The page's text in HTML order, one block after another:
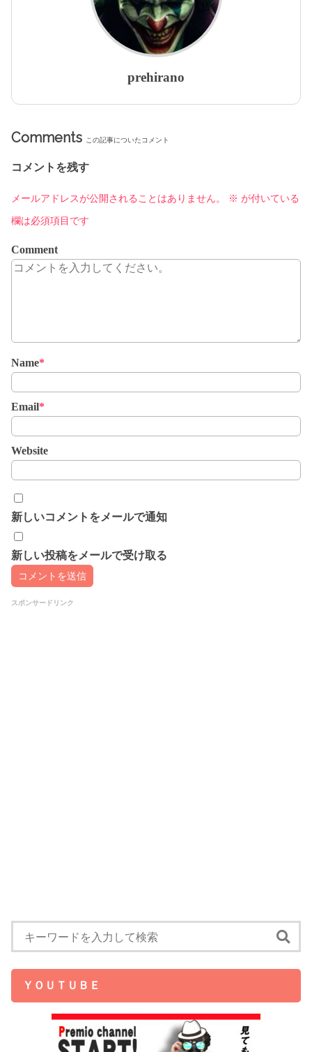
prehirano
Comments この記事についたコメント
コメントを残す
メールアドレスが公開されることはありません。 ※ が付いている
欄は必須項目です
Comment
Name*
Email*
Website
新しいコメントをメールで通知
新しい投稿をメールで受け取る
スポンサードリンク
ＹＯＵＴＵＢＥ